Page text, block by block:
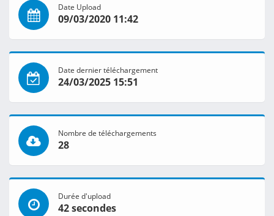
Date Upload
09/03/2020 11:42
Date dernier téléchargement
24/03/2025 15:51
Nombre de téléchargements
28
Durée d'upload
42 secondes